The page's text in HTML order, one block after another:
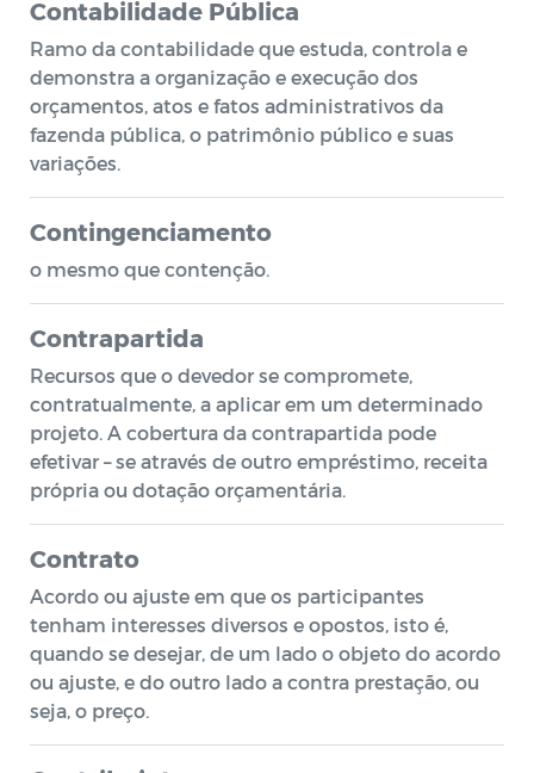
Contabilidade Pública
Ramo da contabilidade que estuda, controla e
demonstra a organização e execução dos
orçamentos, atos e fatos administrativos da
fazenda pública, o patrimônio público e suas
variações.
Contingenciamento
o mesmo que contenção.
Contrapartida
Recursos que o devedor se compromete,
contratualmente, a aplicar em um determinado
projeto. A cobertura da contrapartida pode
efetivar – se através de outro empréstimo, receita
própria ou dotação orçamentária.
Contrato
Acordo ou ajuste em que os participantes
tenham interesses diversos e opostos, isto é,
quando se desejar, de um lado o objeto do acordo
ou ajuste, e do outro lado a contra prestação, ou
seja, o preço.